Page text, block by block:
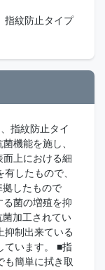
指紋防止タイプ
指紋防止タイ
機能を施し、
上における細
したもので、
拠したもので
菌の増殖を抑
菌加工されてい
抑制出来ている
ています。 ■指
も簡単に拭き取